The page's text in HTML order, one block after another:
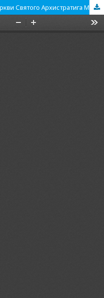
Прізвищеві назви парафіян церкви Святого Архистратига Михаїла в Коломиї 1730–1770-х років